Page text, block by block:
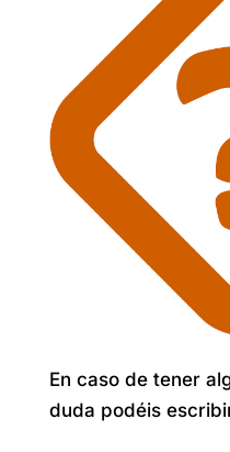
En caso de tener
duda podéis